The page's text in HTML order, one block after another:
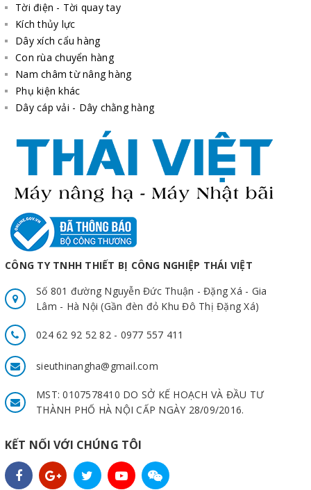
Tời điện - Tời quay tay
Kích thủy lực
Dây xích cẩu hàng
Con rùa chuyển hàng
Nam châm từ nâng hàng
Phụ kiện khác
Dây cáp vải - Dây chằng hàng
CÔNG TY TNHH THIẾT BỊ CÔNG NGHIỆP THÁI VIỆT
Số 801 đường Nguyễn Đức Thuận - Đặng Xá - Gia
Lâm - Hà Nội (Gần đèn đỏ Khu Đô Thị Đặng Xá)
024 62 92 52 82 - 0977 557 411
sieuthinangha@gmail.com
MST: 0107578410 DO SỞ KẾ HOẠCH VÀ ĐẦU TƯ
THÀNH PHỐ HÀ NỘI CẤP NGÀY 28/09/2016.
KẾT NỐI VỚI CHÚNG TÔI